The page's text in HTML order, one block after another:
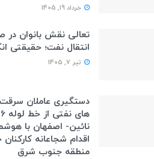
خرداد 19, 1405
تعالی نقش بانوان در
انتقال نفت؛ حقیقتی
تیر 7, 1405
دستگیری عاملان سرقت
نائین- اصفهان با
اقدام شجاعانه
منطقه جنوب شرق